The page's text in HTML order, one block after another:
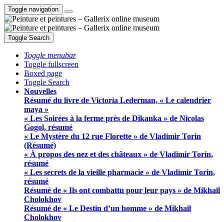
Toggle navigation
Toggle Search
Toggle menubar
Toggle fullscreen
Boxed page
Toggle Search
Nouvelles
Résumé du livre de Victoria Lederman, « Le calendrier
maya »
« Les Soirées à la ferme près de Dikanka » de Nicolas
Gogol, résumé
« Le Mystère du 12 rue Florette » de Vladimir Torin
(Résumé)
« À propos des nez et des châteaux » de Vladimir Torin,
résumé
« Les secrets de la vieille pharmacie » de Vladimir Torin,
résumé
Résumé de « Ils ont combattu pour leur pays » de Mikhaïl
Cholokhov
Résumé de « Le Destin d’un homme » de Mikhaïl
Cholokhov